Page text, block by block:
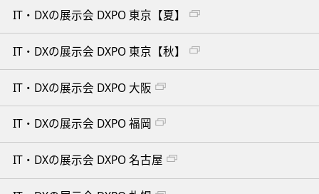
IT・DXの展示会 DXPO 東京【夏】
IT・DXの展示会 DXPO 東京【秋】
IT・DXの展示会 DXPO 大阪
IT・DXの展示会 DXPO 福岡
IT・DXの展示会 DXPO 名古屋